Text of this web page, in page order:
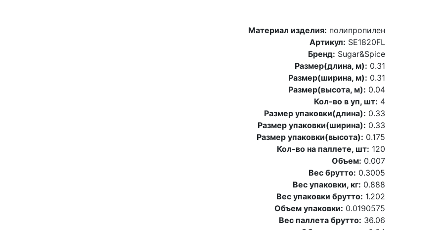
Материал изделия: полипропилен
Артикул: SE1820FL
Бренд: Sugar&Spice
Размер(длина, м): 0.31
Размер(ширина, м): 0.31
Размер(высота, м): 0.04
Кол-во в уп, шт: 4
Размер упаковки(длина): 0.33
Размер упаковки(ширина): 0.33
Размер упаковки(высота): 0.175
Кол-во на паллете, шт: 120
Объем: 0.007
Вес брутто: 0.3005
Вес упаковки, кг: 0.888
Вес упаковки брутто: 1.202
Объем упаковки: 0.0190575
Вес паллета брутто: 36.06